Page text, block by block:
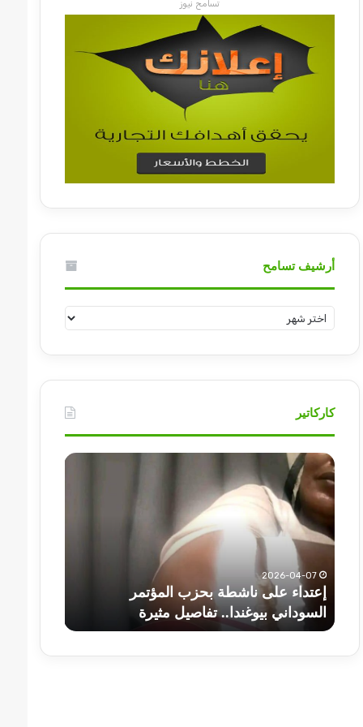
تسامح نيوز
أرشيف تسامح
أرشيف
تسامح
كاركاتير
ناشطة بحزب المؤتمر
تفاصيل مثيرة
الثلاثاء
2025-07-01
أهم عناوين أخبار السودان